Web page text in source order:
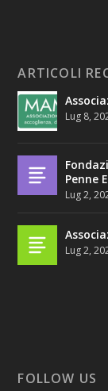
ARTICOLI
Lug 8,
Penne
Lug 2,
Lug 2,
FOLLOW US